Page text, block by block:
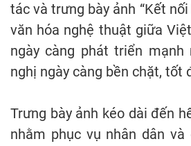
tác và trưng bày ảnh “Kết
văn hóa nghệ thuật giữa
ngày càng phát triển mạnh
nghị ngày càng bền chặt, tốt
Trưng bày ảnh kéo dài đến
nhằm phục vụ nhân dân